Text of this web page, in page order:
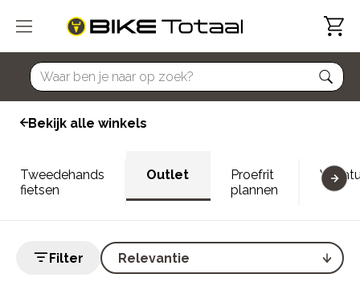
home
Bekijk alle winkels
Tweedehands
fietsen
Outlet
Proefrit
plannen
Filter